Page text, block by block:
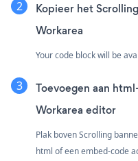
Kopieer het
Workarea
Your code block will be
Toevoegen aan
Workarea editor
Plak boven Scrolling
html of een embed-code